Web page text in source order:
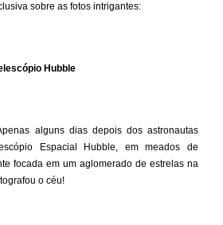
sobre as fotos intrigantes:
Hubble
alguns dias depois dos astronautas
Espacial Hubble, em meados de
focada em um aglomerado de estrelas na
o céu!